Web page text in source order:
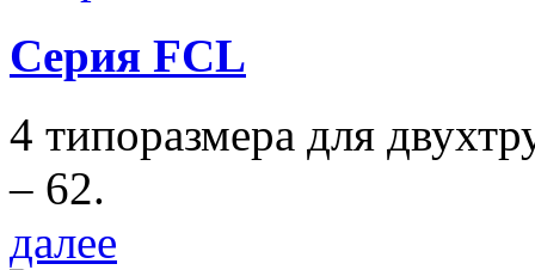
Серия FCL
4 типоразмера для
– 62.
далее